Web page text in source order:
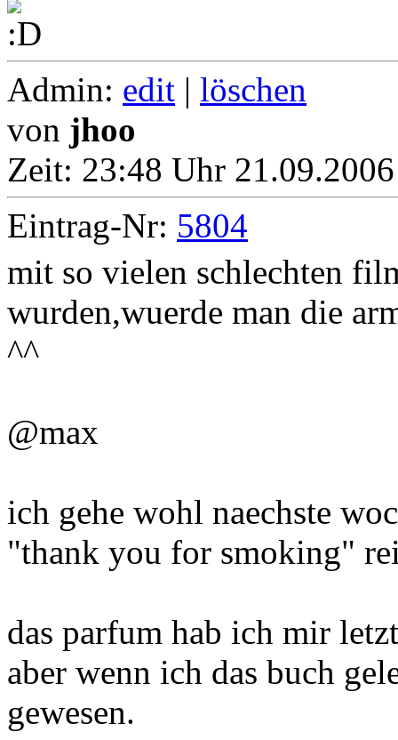
Admin: edit | löschen
von jhoo
Zeit: 23:48 Uhr
Eintrag-Nr: 5804
mit so vielen schlechten
wurden,wuerde man die
^^
@max
ich gehe wohl naechste
"thank you for smoking"
das parfum hab ich mir
aber wenn ich das buch
gewesen.